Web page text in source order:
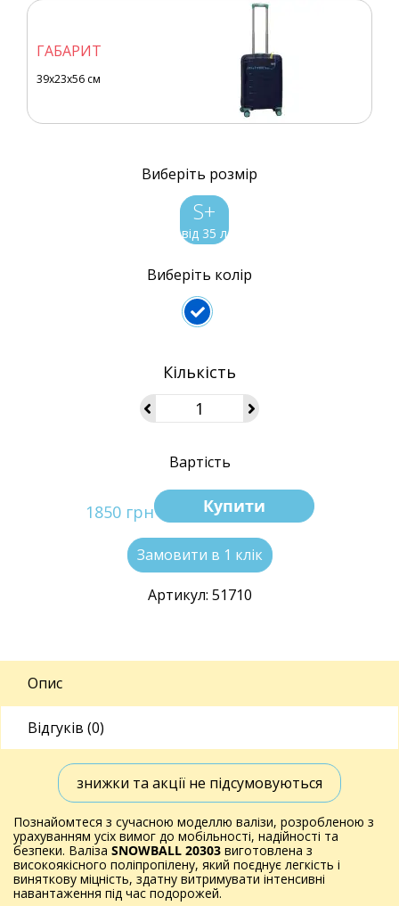
ГАБАРИТ
39x23x56 см
Виберіть розмір
S+
від 35 л
Виберіть колір
Кількість
Вартість
1850 грн Купити
Замовити в 1 клік
Артикул: 51710
Опис
Відгуків (0)
знижки та акції не підсумовуються
Познайомтеся з сучасною моделлю валізи, розробленою з
урахуванням усіх вимог до мобільності, надійності та
безпеки. Валіза SNOWBALL 20303 виготовлена з
високоякісного поліпропілену, який поєднує легкість і
виняткову міцність, здатну витримувати інтенсивні
навантаження під час подорожей.